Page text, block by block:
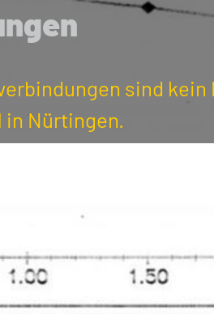
sind kein
in Nürtingen.